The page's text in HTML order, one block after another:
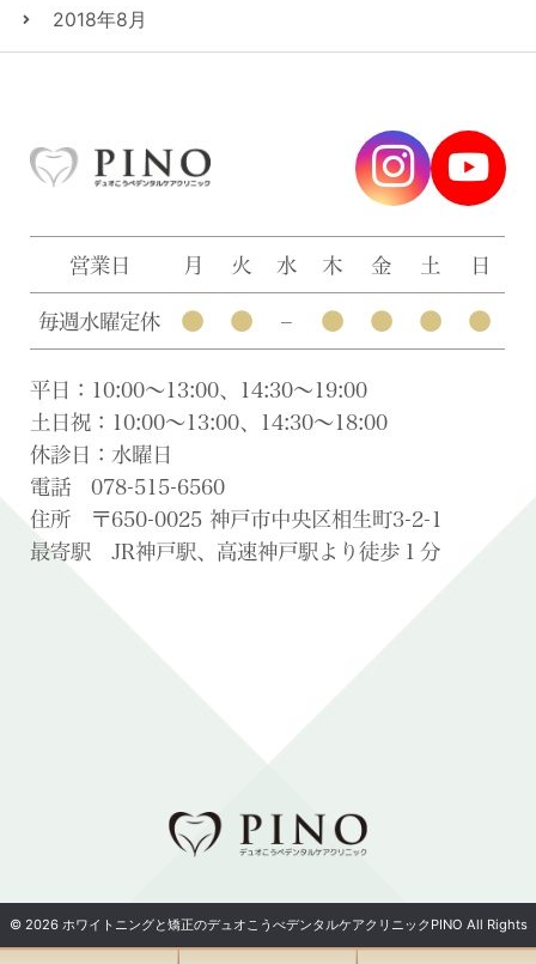
2018年8月
営業日 月 火 水 木 金 土 日
毎週水曜定休 ● ● – ● ● ● ●
平日：10:00〜13:00、14:30〜19:00
土日祝：10:00〜13:00、14:30〜18:00
休診日：水曜日
電話 078-515-6560
住所 〒650-0025 神戸市中央区相生町3-2-1
最寄駅 JR神戸駅、高速神戸駅より徒歩１分
© 2026 ホワイトニングと矯正のデュオこうべデンタルケアクリニックPINO All Rights